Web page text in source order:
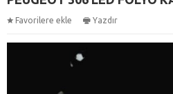
Favorilere ekle Yazdır